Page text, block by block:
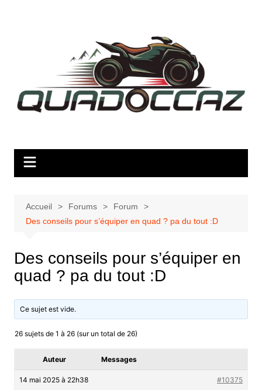
Accueil Forums
Forum
Des conseils pour s’équiper en quad ? pa du tout :D
Des conseils pour s’équiper en
quad ? pa du tout :D
Ce sujet est vide.
26 sujets de 1 à 26 (sur un total de 26)
Auteur Messages
14 mai 2025 à 22h38 #10375